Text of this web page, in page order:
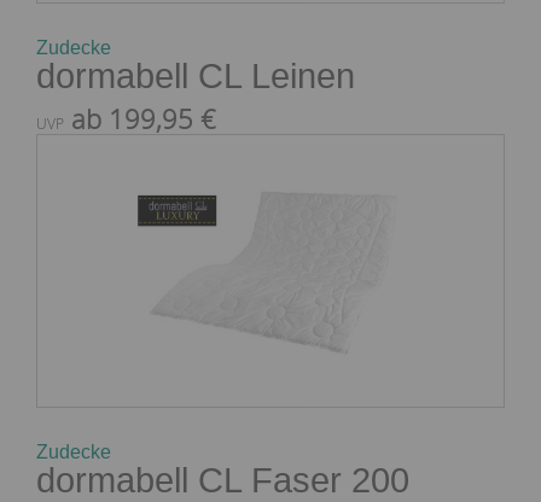
Zudecke
dormabell CL Leinen
UVP ab 199,95 €
Zudecke
dormabell CL Faser 200